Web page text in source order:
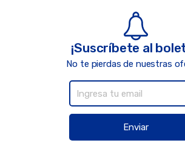
¡Suscríbete al
No te pierdas de nuestras
Enviar